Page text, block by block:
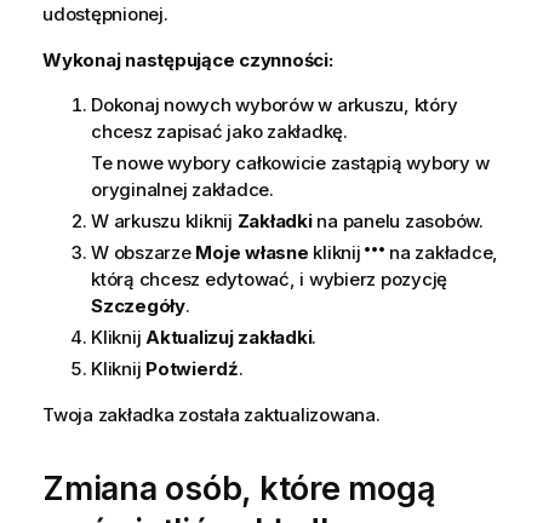
udostępnionej.
Wykonaj następujące czynności:
Dokonaj nowych wyborów w arkuszu, który
chcesz zapisać jako zakładkę.
Te nowe wybory całkowicie zastąpią wybory w
oryginalnej zakładce.
W arkuszu kliknij Zakładkina panelu zasobów.
W obszarze Moje własne kliknij
na zakładce,
którą chcesz edytować, i wybierz pozycję
Szczegóły.
Kliknij Aktualizuj zakładki.
Kliknij Potwierdź.
Twoja zakładka została zaktualizowana.
Zmiana osób, które mogą